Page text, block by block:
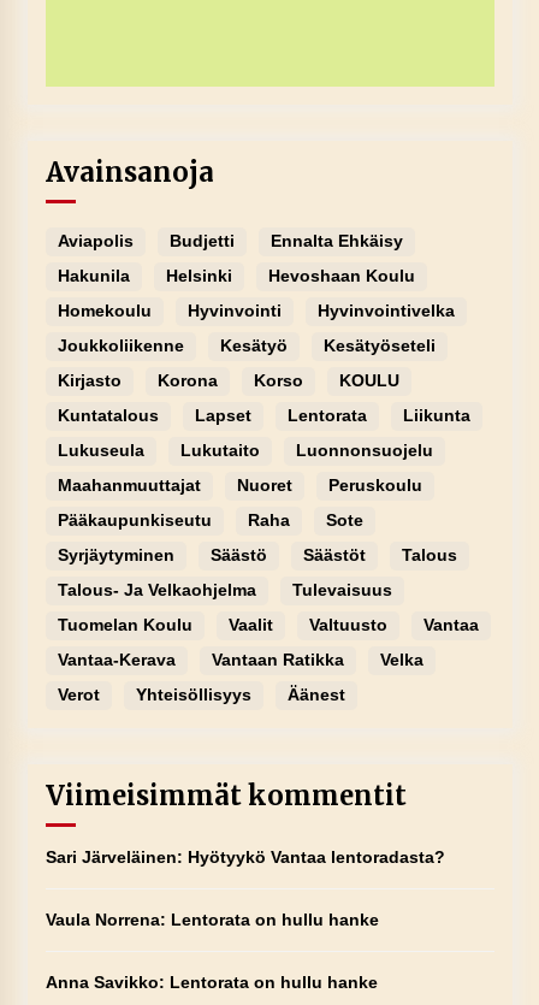
Avainsanoja
Aviapolis Budjetti
Ennalta Ehkäisy
Hakunila
Helsinki
Hevoshaan Koulu
Homekoulu
Hyvinvointi
Hyvinvointivelka
Joukkoliikenne
Kesätyö
Kesätyöseteli
Kirjasto
Korona Korso
KOULU
Kuntatalous
Lapset Lentorata
Liikunta
Lukuseula
Lukutaito
Luonnonsuojelu
Maahanmuuttajat
Nuoret
Peruskoulu
Pääkaupunkiseutu
Raha
Sote
Syrjäytyminen
Säästö Säästöt
Talous
Talous- Ja Velkaohjelma
Tulevaisuus
Tuomelan Koulu
Vaalit Valtuusto
Vantaa
Vantaa-Kerava
Vantaan Ratikka
Velka
Verot
Yhteisöllisyys Äänest
Viimeisimmät kommentit
Sari Järveläinen: Hyötyykö Vantaa lentoradasta?
Vaula Norrena: Lentorata on hullu hanke
Anna Savikko: Lentorata on hullu hanke